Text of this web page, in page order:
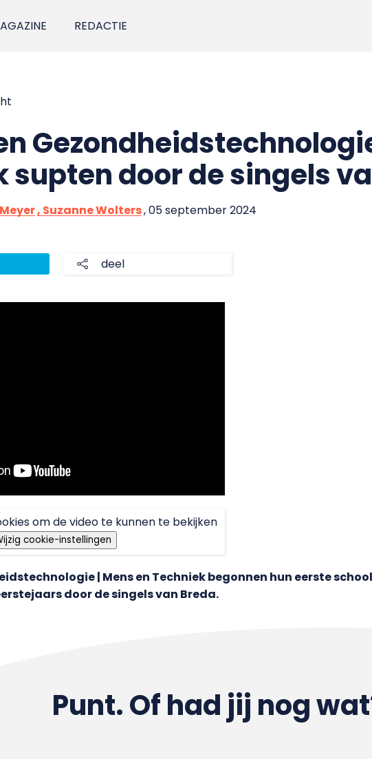
REDACTIE
supten door de singels
, Suzanne Wolters, 05 september 2024
deel
om de video te kunnen te bekijken
cookie-instellingen
| Mens en Techniek begonnen hun eerste
door de singels van Breda.
Punt. Of had jij nog